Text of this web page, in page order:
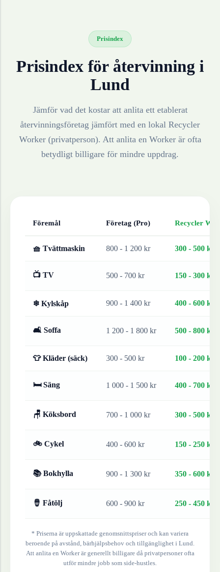
Prisindex
Prisindex för återvinning i
Lund
Jämför vad det kostar att anlita ett etablerat
återvinningsföretag jämfört med en lokal Recycler
Worker (privatperson). Att anlita en Worker är ofta
betydligt billigare för mindre uppdrag.
Föremål Företag (Pro) Recycler
🧺 Tvättmaskin 800 - 1 200 kr 300 - 500 kr
📺 TV 500 - 700 kr 150 - 300 kr
❄ Kylskåp 900 - 1 400 kr 400 - 600 kr
🛋 Soffa 1 200 - 1 800 kr 500 - 800 kr
👕 Kläder (säck) 300 - 500 kr 100 - 200 kr
🛏 Säng 1 000 - 1 500 kr 400 - 700 kr
🪑 Köksbord 700 - 1 000 kr 300 - 500 kr
🚲 Cykel 400 - 600 kr 150 - 250 kr
📚 Bokhylla 900 - 1 300 kr 350 - 600 kr
🪘 Fåtölj 600 - 900 kr 250 - 450 kr
* Priserna är uppskattade genomsnittspriser och kan variera
beroende på avstånd, bärhjälpsbehov och tillgänglighet i Lund.
Att anlita en Worker är generellt billigare då privatpersoner ofta
utför mindre jobb som side-hustles.